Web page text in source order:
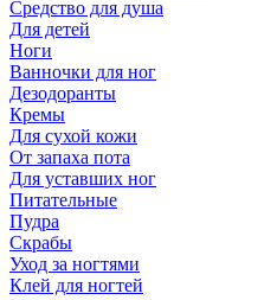
Средство для душа
Для детей
Ноги
Ванночки для ног
Дезодоранты
Кремы
Для сухой кожи
От запаха пота
Для уставших ног
Питательные
Пудра
Скрабы
Уход за ногтями
Клей для ногтей